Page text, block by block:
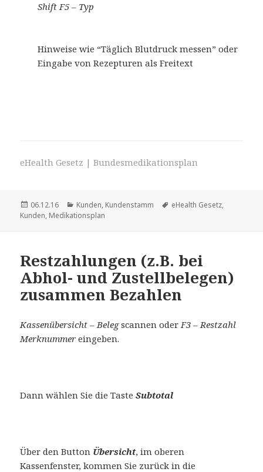
Shift F5 – Typ
Hinweise wie “Täglich Blutdruck messen” oder
Eingabe von Rezepturen als Freitext
eHealth Gesetz | Bundesmedikationsplan
Veröffentlicht
am
06.12.16 Kategorien
Kunden, Kundenstamm Schlagwörter
eHealth Gesetz,
Kunden, Medikationsplan
Restzahlungen (z.B. bei
Abhol- und Zustellbelegen)
zusammen Bezahlen
Kassenübersicht – Belegscannen oder F3 – Restzahl
Merknummereingeben.
Dann wählen Sie die TasteSubtotal
Über den Button Übersicht, im oberen
Kassenfenster, kommen Sie zurück in die